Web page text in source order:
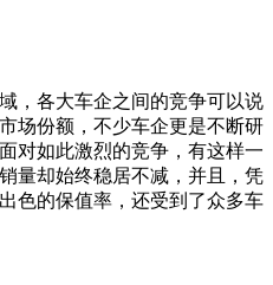
，各大车企之间的竞争可以说
场份额，不少车企更是不断研
对如此激烈的竞争，有这样一
量却始终稳居不减，并且，凭
色的保值率，还受到了众多车